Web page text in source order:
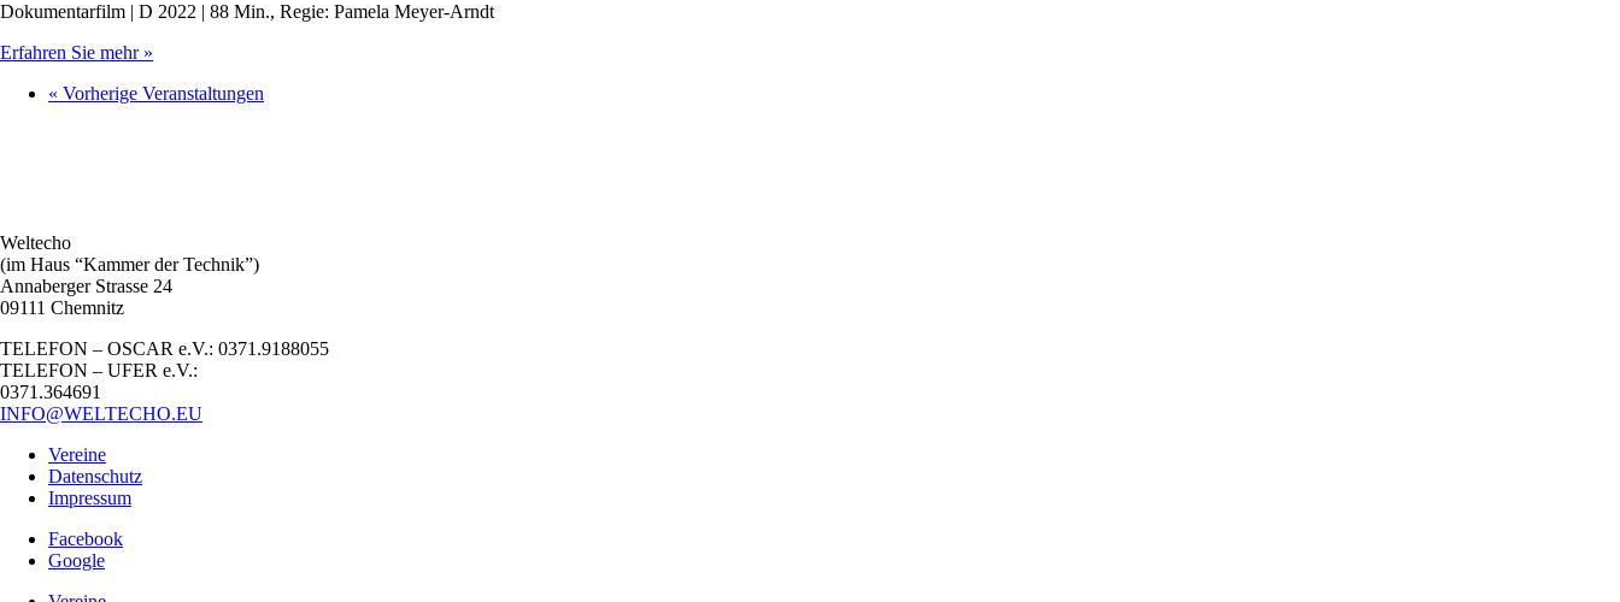
Dokumentarfilm | D 2022 | 88 Min., Regie: Pamela Meyer-Arndt
Erfahren Sie mehr »
« Vorherige Veranstaltungen
Weltecho
(im Haus “Kammer der Technik”)
Annaberger Strasse 24
09111 Chemnitz
TELEFON – OSCAR e.V.: 0371.9188055
TELEFON – UFER e.V.:
0371.364691
INFO@WELTECHO.EU
Vereine
Datenschutz
Impressum
Facebook
Google